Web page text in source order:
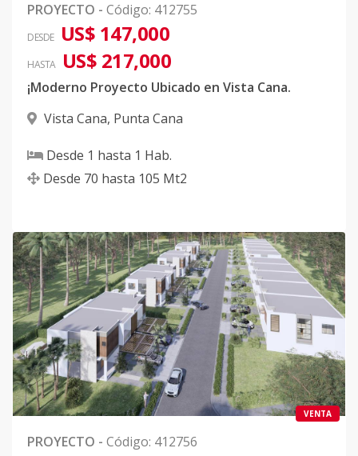
PROYECTO - Código: 412755
DESDE US$ 147,000
HASTA US$ 217,000
¡Moderno Proyecto Ubicado en Vista Cana.
Vista Cana, Punta Cana
Desde 1 hasta 1 Hab.
Desde 70 hasta 105 Mt2
VENTA
PROYECTO - Código: 412756